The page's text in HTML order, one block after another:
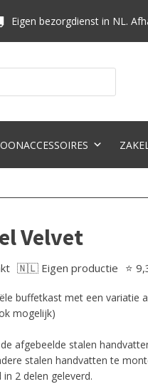
Eigen bezorgdienst in NL.
Velvet
🇳🇱 Eigen productie ⭐
buffetkast met een variatie
mogelijk)
afgebeelde stalen
stalen handvatten te
2 delen geleverd.